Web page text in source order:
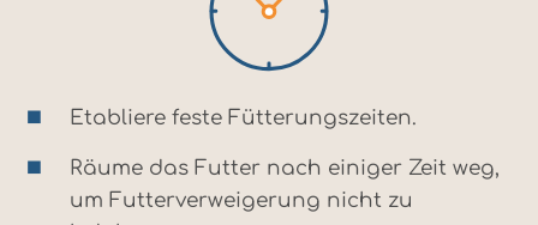
Etabliere feste Fütterungszeiten.
Räume das Futter nach einiger Zeit weg,
um Futterverweigerung nicht zu